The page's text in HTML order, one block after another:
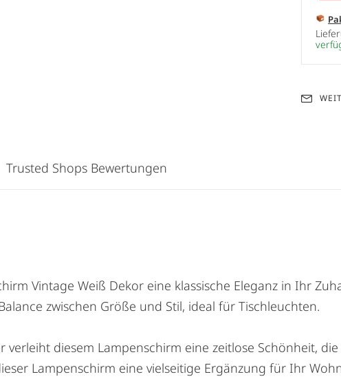
Vintage Weiß Dekor eine klassische Eleganz in Ihr
zwischen Größe und Stil, ideal für Tischleuchten.
verleiht diesem Lampenschirm eine zeitlose Schönheit,
Lampenschirm eine vielseitige Ergänzung für Ihr
Trusted Shops Bewertungen